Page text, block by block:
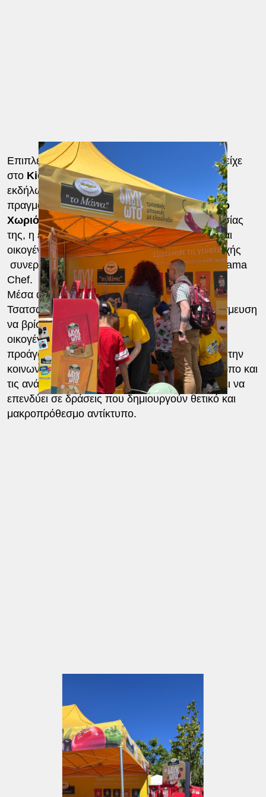
Επιπλέον, «το Μάννα» Τσατσαρωνάκη συμμετείχε
στο Kids Fun Festival Θεσσαλονίκης
εκδήλωση με κοινωνικό χαρακτήρα που
πραγματοποιήθηκε για τηστήριξη του Παιδικό
Χωριό SOS Φιλύρου. Στο πλαίσιο της παρουσίας
της, η εταιρεία υλοποίησε δράσεις για παιδιά και
οικογένειες, ενώ για την προβολή της συμμετοχής
συνεργάστηκε και με τη food blogger Greek Mama
Chef.
Μέσα από αυτές τις ενέργειες, «το Μάννα»
Τσατσαρωνάκη επιβεβαιώνει τη διαρκή του δέσμευση
να βρίσκεται ουσιαστικά δίπλα στην ελληνική
οικογένεια, στηρίζοντας πρωτοβουλίες που
προάγουν την ενημέρωση, την εκπαίδευση και την
κοινωνική προσφορά. Με επίκεντρο τον άνθρωπο και
τις ανάγκες της σύγχρονης κοινωνίας, συνεχίζει να
επενδύει σε δράσεις που δημιουργούν θετικό και
μακροπρόθεσμο αντίκτυπο.